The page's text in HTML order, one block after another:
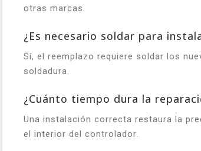
otras marcas.
¿Es necesario soldar para
Sí, el reemplazo requiere soldar los
soldadura.
¿Cuánto tiempo dura la
Una instalación correcta restaura la
el interior del controlador.